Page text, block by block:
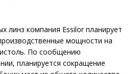
линз компания Essilor планирует
мощности на
По сообщению
планируется сокращение